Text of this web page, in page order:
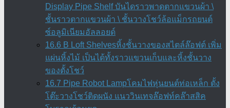
Display Pipe Shelf บันไดราวพาดตากแขวนผ้า \
ชั้นราวตากแขวนผ้า \ ชั้นวางโชว์ล้อแม็กรถยนต์
ซ์อลูมิเนียมอัลลอยด์
16.6 B Loft Shelvesหิ้งชั้นวางของสไตล์ล๊อฟต์ เพิ่ม
แผ่นหิ้งไม้ เป็นได้ทั้งราวแขวนเก็บและหิ้งชั้นวาง
ของตั้งโชว์
16.7 Pipe Robot Lampโคมไฟหุ่นยนต์ท่อเหล็ก ตั้ง
โต๊ะวางโชว์ติดผนัง แนววินเทจล๊อฟท์คล๊าสสิค